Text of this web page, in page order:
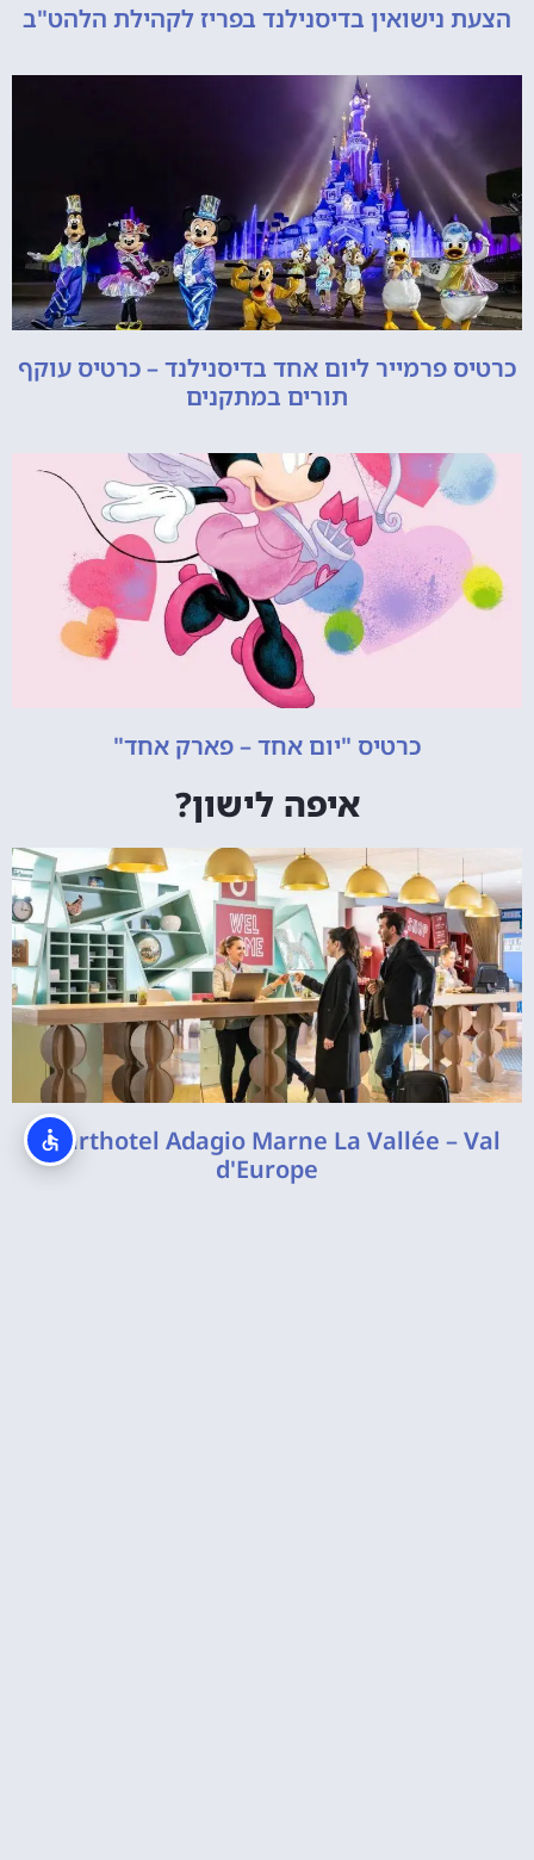
הצעת נישואין בדיסנילנד בפריז לקהילת הלהט"ב
כרטיס פרמייר ליום אחד בדיסנילנד – כרטיס עוקף
תורים במתקנים
כרטיס "יום אחד – פארק אחד"
איפה לישון?
Aparthotel Adagio Marne La Vallée – Val
d'Europe